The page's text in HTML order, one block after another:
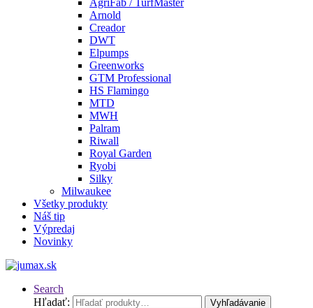
AgriFab / TurfMaster
Arnold
Creador
DWT
Elpumps
Greenworks
GTM Professional
HS Flamingo
MTD
MWH
Palram
Riwall
Royal Garden
Ryobi
Silky
Milwaukee
Všetky produkty
Náš tip
Výpredaj
Novinky
Search
Hľadať:
Vyhľadávanie